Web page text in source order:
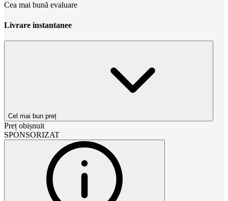
Cea mai bună evaluare
Livrare instantanee
Cel mai bun preț
Preț obișnuit
SPONSORIZAT